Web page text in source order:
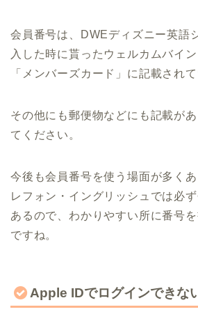
会員番号は、DWEディズニー英語
入した時に貰ったウェルカムバイ
「メンバーズカード」に記載されて
その他にも郵便物などにも記載が
てください。
今後も会員番号を使う場面が多く
レフォン・イングリッシュでは必
あるので、わかりやすい所に番号
ですね。
Apple IDでログインできな